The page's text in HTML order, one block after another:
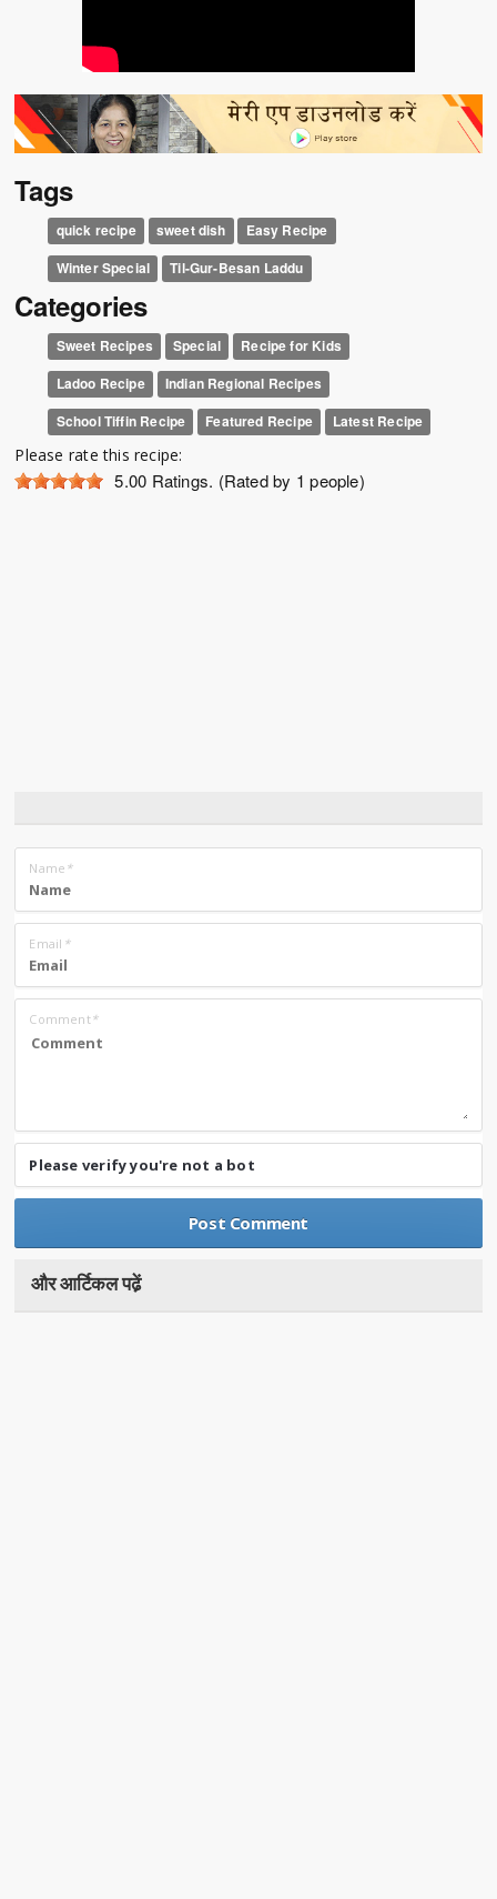
Tags
quick recipe sweet dish
Easy Recipe
Winter Special
Til-Gur-Besan Laddu
Categories
Sweet Recipes Special
Recipe for Kids
Ladoo Recipe
Indian Regional Recipes
School Tiffin Recipe
Featured Recipe Latest Recipe
Please rate this recipe:
5.00 Ratings. (Rated by 1 people)
Name *
Email *
Comment*
Please verify you're not a bot
और आर्टिकल पढे़ं